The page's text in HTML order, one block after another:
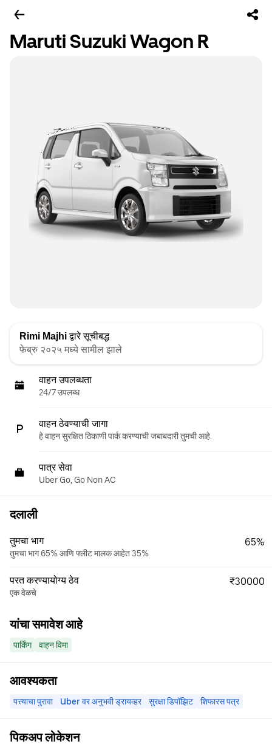
Maruti Suzuki Wagon R
Rimi Majhiद्वारे सूचीबद्ध
फेब्रु २०२५ मध्ये सामील झाले
वाहन उपलब्धता
24/7 उपलब्ध
वाहन ठेवण्याची जागा
हे वाहन सुरक्षित ठिकाणी पार्क करण्याची जबाबदारी तुमची आहे.
पात्र सेवा
Uber Go, Go Non AC
दलाली
तुमचा भाग
तुमचा भाग 65% आणि फ्लीट मालक आहेत 35%
65%
परत करण्यायोग्य ठेव
एक वेळचे
₹30000
यांचा समावेश आहे
पार्किंग वाहन विमा
आवश्यकता
पत्त्याचा पुरावा Uber वर अनुभवी ड्रायव्हर सुरक्षा डिपॉझिट शिफारस पत्र
पिकअप लोकेशन